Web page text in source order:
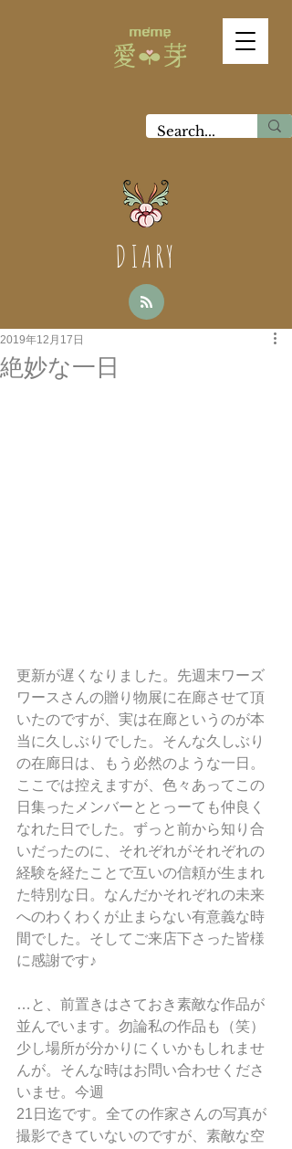
DIARY
絶妙な一日
2019年12月17日
更新が遅くなりました。先週末ワーズ
ワースさんの贈り物展に在廊させて頂
いたのですが、実は在廊というのが本
当に久しぶりでした。そんな久しぶり
の在廊日は、もう必然のような一日。
ここでは控えますが、色々あってこの
日集ったメンバーととっーても仲良く
なれた日でした。ずっと前から知り合
いだったのに、それぞれがそれぞれの
経験を経たことで互いの信頼が生まれ
た特別な日。なんだかそれぞれの未来
へのわくわくが止まらない有意義な時
間でした。そしてご来店下さった皆様
に感謝です♪
…と、前置きはさておき素敵な作品が
並んでいます。勿論私の作品も（笑）
少し場所が分かりにくいかもしれませ
んが。そんな時はお問い合わせくださ
いませ。今週
21日迄です。全ての作家さんの写真が
撮影できていないのですが、素敵な空